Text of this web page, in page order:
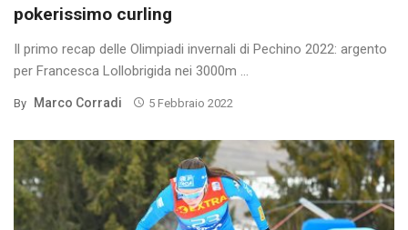
pokerissimo curling
Il primo recap delle Olimpiadi invernali di Pechino 2022: argento
per Francesca Lollobrigida nei 3000m ...
By Marco Corradi 5 Febbraio 2022